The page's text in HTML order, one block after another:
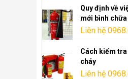
Quy định về
mới bình
Liên hệ
Cách kiểm
cháy
Liên hệ